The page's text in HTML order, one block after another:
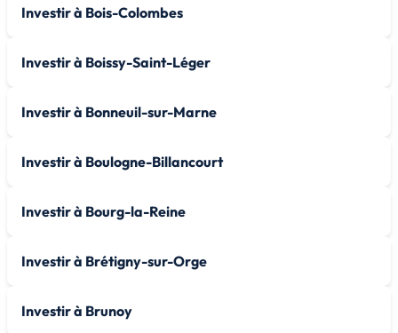
Investir à Bois-Colombes
Investir à Boissy-Saint-Léger
Investir à Bonneuil-sur-Marne
Investir à Boulogne-Billancourt
Investir à Bourg-la-Reine
Investir à Brétigny-sur-Orge
Investir à Brunoy